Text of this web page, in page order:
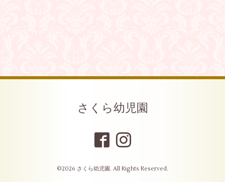
さくら幼児園
©2026 さくら幼児園. All Rights Reserved.